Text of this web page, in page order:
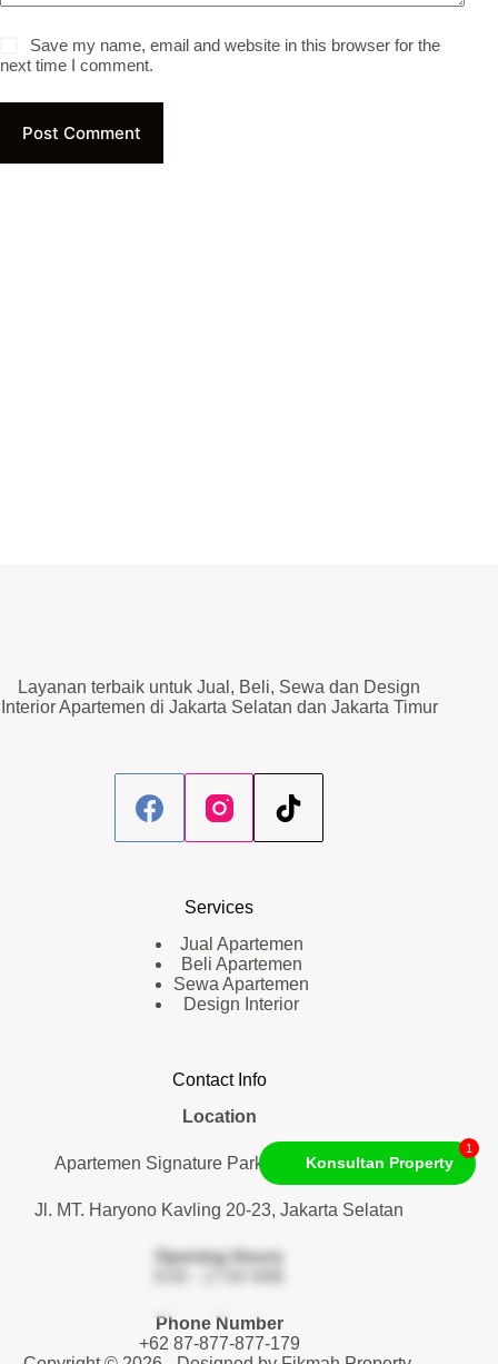
Save my name, email and website in this browser for the
next time I comment.
Post Comment
Layanan terbaik untuk Jual, Beli, Sewa dan Design
Interior Apartemen di Jakarta Selatan dan Jakarta Timur
Services
Jual Apartemen
Beli Apartemen
Sewa Apartemen
Design Interior
Contact Info
Location
Apartemen Signature Park Tebet. Lantai 1
Jl. MT. Haryono Kavling 20-23, Jakarta Selatan
Opening Hours
Phone Number
+62 87-877-877-179
Konsultan Property
1